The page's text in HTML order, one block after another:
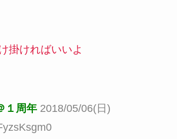
掛ければいいよ
１周年 2018/05/06(日)